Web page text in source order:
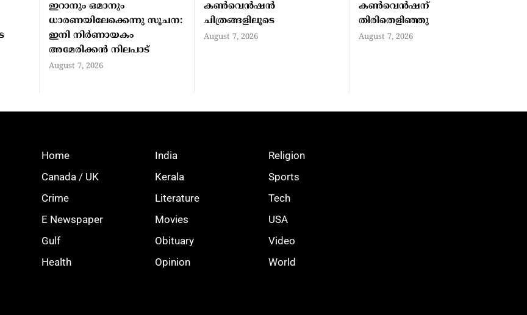
ഇറാനും ഒമാനും
ധാരണയിലേക്കെന്നു സൂചന:
ഇനി നിര്‍ണായകം
അമേരിക്കന്‍ നിലപാട്
August 7, 2026
കൺവെൻഷൻ
ചിത്രങ്ങളിലൂടെ
August 7, 2026
കൺവെൻഷന്
തിരിതെളിഞ്ഞു
August 7, 2026
Home
Canada / UK
Crime
E Newspaper
Gulf
Health
India
Kerala
Literature
Movies
Obituary
Opinion
Religion
Sports
Tech
USA
Video
World